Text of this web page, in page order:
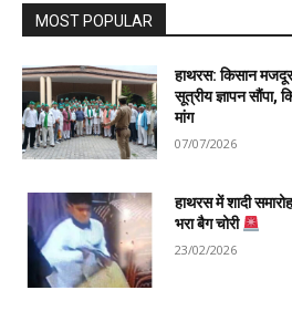
MOST POPULAR
हाथरस: किसान
सूत्रीय ज्ञापन सौंपा,
मांग
07/07/2026
हाथरस में शादी
भरा बैग चोरी
23/02/2026